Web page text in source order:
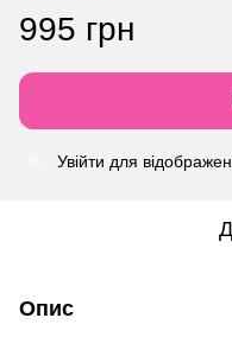
995 грн
Увійти для
Опис